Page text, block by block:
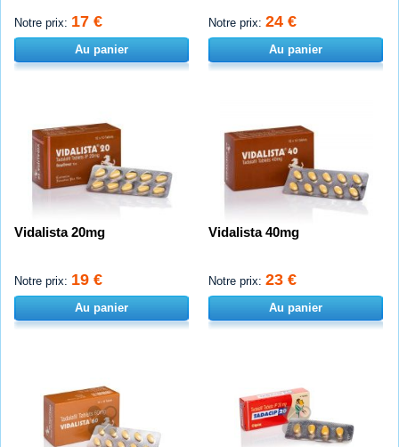
Notre prix: 17 €
Au panier
Notre prix: 24 €
Au panier
Vidalista 20mg
Notre prix: 19 €
Au panier
Vidalista 40mg
Notre prix: 23 €
Au panier